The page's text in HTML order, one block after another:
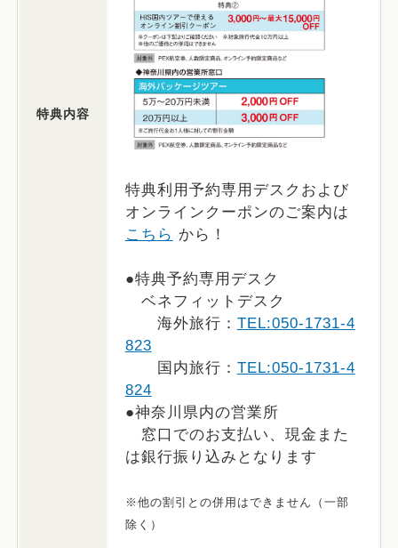
特典内容
特典利用予約専用デスクおよび
オンラインクーポンのご案内は
こちら から！
●特典予約専用デスク
ベネフィットデスク
海外旅行： TEL:050-1731-4
823
国内旅行： TEL:050-1731-4
824
●神奈川県内の営業所
窓口でのお支払い、現金また
は銀行振り込みとなります
※他の割引との併用はできません（一部
除く）